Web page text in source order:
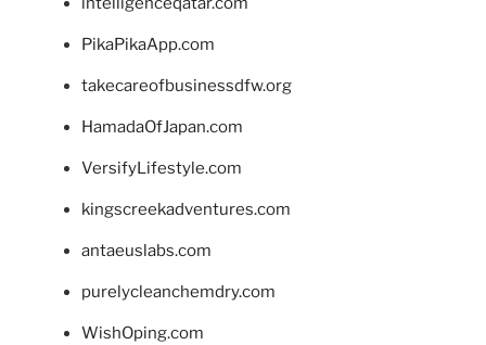
PikaPikaApp.com
takecareofbusinessdfw.org
HamadaOfJapan.com
VersifyLifestyle.com
kingscreekadventures.com
antaeuslabs.com
purelycleanchemdry.com
WishOping.com